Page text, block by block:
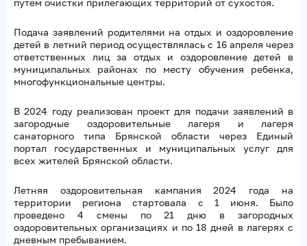
путем очистки прилегающих территорий от сухостоя.
Подача заявлений родителями на отдых и оздоровление
детей в летний период осуществлялась с 16 апреля через
ответственных лиц за отдых и оздоровление детей в
муниципальных районах по месту обучения ребенка,
многофункциональные центры.
В 2024 году реализован проект для подачи заявлений в
загородные оздоровительные лагеря и лагеря
санаторного типа Брянской области через Единый
портал государственных и муниципальных услуг для
всех жителей Брянской области.
Летняя оздоровительная кампания 2024 года на
территории региона стартовала с 1 июня. Было
проведено 4 смены по 21 дню в загородных
оздоровительных организациях и по 18 дней в лагерях с
дневным пребыванием.